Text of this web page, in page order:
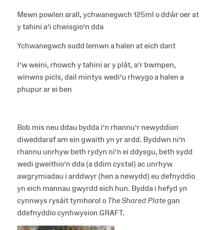
Mewn powlen arall, ychwanegwch 125ml o ddŵr oer at
y tahini a’i chwisgio’n dda
Ychwanegwch sudd lemwn a halen at eich dant
I’w weini, rhowch y tahini ar y plât, a’r bwmpen,
winwns picls, dail mintys wedi’u rhwygo a halen a
phupur ar ei ben
Bob mis neu ddau bydda i’n rhannu’r newyddion
diweddaraf am ein gwaith yn yr ardd. Byddwn ni’n
rhannu unrhyw beth rydyn ni’n ei ddysgu, beth sydd
wedi gweithio’n dda (a ddim cystal) ac unrhyw
awgrymiadau i arddwyr (hen a newydd) eu defnyddio
yn eich mannau gwyrdd eich hun. Bydda i hefyd yn
cynnwys rysáit tymhorol o The Shared Plategan
ddefnyddio cynhwysion GRAFT.